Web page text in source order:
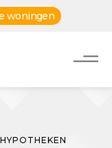
woningen